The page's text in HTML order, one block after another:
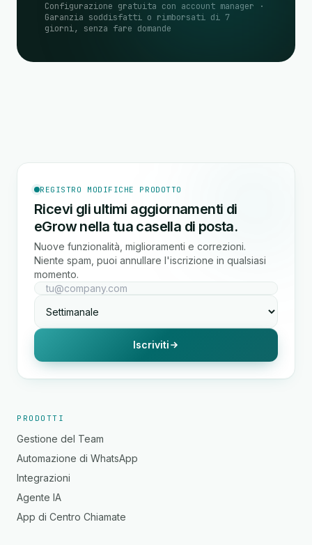
Configurazione gratuita con account manager ·
Garanzia soddisfatti o rimborsati di 7
giorni, senza fare domande
REGISTRO MODIFICHE PRODOTTO
Ricevi gli ultimi aggiornamenti di
eGrow nella tua casella di posta.
Nuove funzionalità, miglioramenti e correzioni.
Niente spam, puoi annullare l'iscrizione in qualsiasi
momento.
Iscriviti
PRODOTTI
Gestione del Team
Automazione di WhatsApp
Integrazioni
Agente IA
App di Centro Chiamate